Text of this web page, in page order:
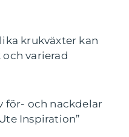
krukväxter kan
varierad
för- och nackdelar
Inspiration”